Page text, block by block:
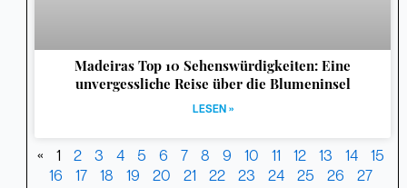
Madeiras Top 10 Sehenswürdigkeiten: Eine
unvergessliche Reise über die Blumeninsel
LESEN »
« 1 2 3 4 5 6 7 8 9 10 11 12 13 14 15
16 17 18 19 20 21 22 23 24 25 26 27